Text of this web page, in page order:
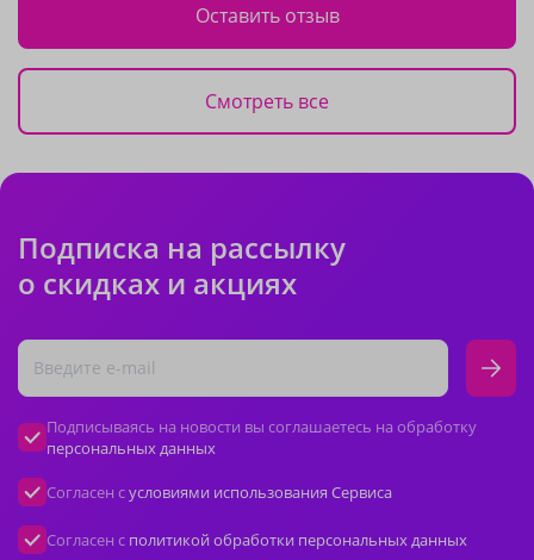
Оставить отзыв
Смотреть все
Подписка на рассылку
о скидках и акциях
Подписываясь на новости вы соглашаетесь на обработку
персональных данных
Согласен сусловиями использования Сервиса
Согласен с политикой обработки персональных данных